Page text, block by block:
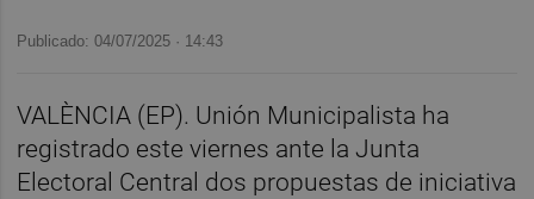
Publicado: 04/07/2025 · 14:43
VALÈNCIA (EP). Unión Municipalista ha
registrado este viernes ante la Junta
Electoral Central dos propuestas de iniciativa